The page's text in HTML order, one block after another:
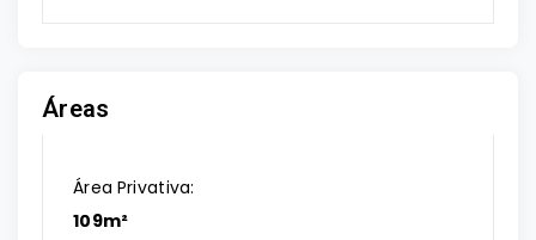
Áreas
Área Privativa:
109m²